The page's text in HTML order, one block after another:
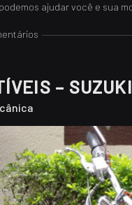
ajudar você e sua
–